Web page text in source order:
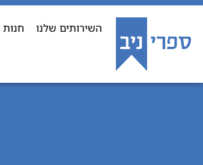
השירותים שלנו חנות